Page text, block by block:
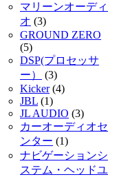
マリーンオーディ
オ (3)
GROUND ZERO
(5)
DSP(プロセッサ
ー）
(3)
Kicker(4)
JBL (1)
JL AUDIO (3)
カーオーディオセ
ンター (1)
ナビゲーションシ
ステム・ヘッドユ